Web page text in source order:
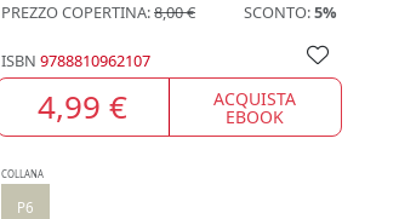
PREZZO COPERTINA:8,00 € SCONTO:5%
ISBN 9788810962107
4,99 € ACQUISTA
EBOOK
COLLANA
P6